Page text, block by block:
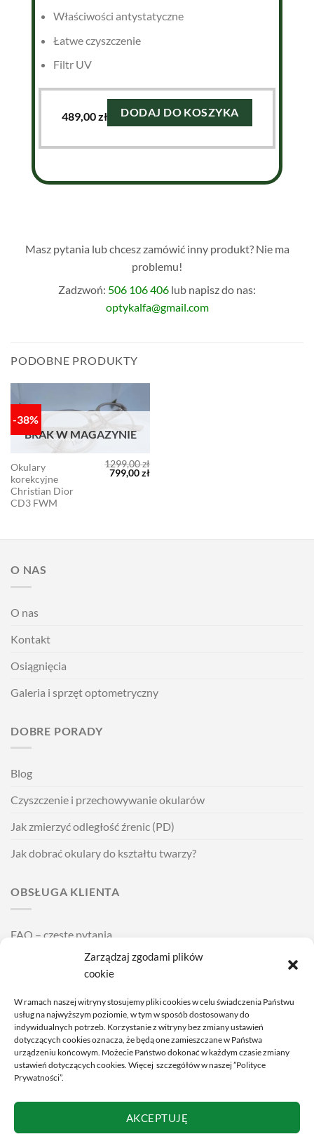
Zarządzaj zgodami plików
cookie
W ramach naszej witryny stosujemy pliki cookies w celu świadczenia Państwu
usług na najwyższym poziomie, w tym w sposób dostosowany do
indywidualnych potrzeb. Korzystanie z witryny bez zmiany ustawień
dotyczących cookies oznacza, że będą one zamieszczane w Państwa
urządzeniu końcowym. Możecie Państwo dokonać w każdym czasie zmiany
ustawień dotyczących cookies. Więcej szczegółów w naszej ”Polityce
Prywatności”.
AKCEPTUJĘ
Właściwości antystatyczne
Łatwe czyszczenie
Filtr UV
489,00zł DODAJ DO KOSZYKA
Masz pytania lub chcesz zamówić inny produkt? Nie ma
problemu!
Zadzwoń: 506 106 406 lub napisz do nas:
optykalfa@gmail.com
PODOBNE PRODUKTY
-38%
BRAK W MAGAZYNIE
Okulary
korekcyjne
Christian Dior
CD3 FWM
1299,00zł
Pierwotna
cena
799,00złAktualna
O NAS
O nas
Kontakt
Osiągnięcia
Galeria i sprzęt optometryczny
DOBRE PORADY
Blog
Czyszczenie i przechowywanie okularów
Jak zmierzyć odległość źrenic (PD)
Jak dobrać okulary do kształtu twarzy?
OBSŁUGA KLIENTA
FAQ – częste pytania
Wysyłka i dostawa
Cennik usług
POMOC